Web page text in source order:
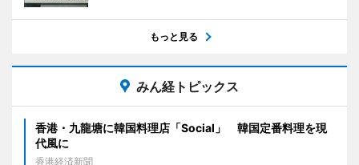
もっと見る
みん経トピックス
香港・九龍塘に韓国料理店「Social」 韓国定番料理を現
代風に
香港経済新聞